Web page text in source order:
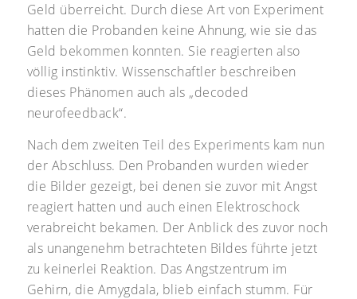
Geld überreicht. Durch diese Art von Experiment
hatten die Probanden keine Ahnung, wie sie das
Geld bekommen konnten. Sie reagierten also
völlig instinktiv. Wissenschaftler beschreiben
dieses Phänomen auch als „decoded
neurofeedback“.
Nach dem zweiten Teil des Experiments kam nun
der Abschluss. Den Probanden wurden wieder
die Bilder gezeigt, bei denen sie zuvor mit Angst
reagiert hatten und auch einen Elektroschock
verabreicht bekamen. Der Anblick des zuvor noch
als unangenehm betrachteten Bildes führte jetzt
zu keinerlei Reaktion. Das Angstzentrum im
Gehirn, die Amygdala, blieb einfach stumm. Für